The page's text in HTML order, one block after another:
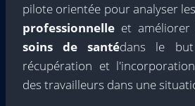
pilote orientée pour analyser
professionnelle et
soins de santédans le
récupération et
des travailleurs dans une